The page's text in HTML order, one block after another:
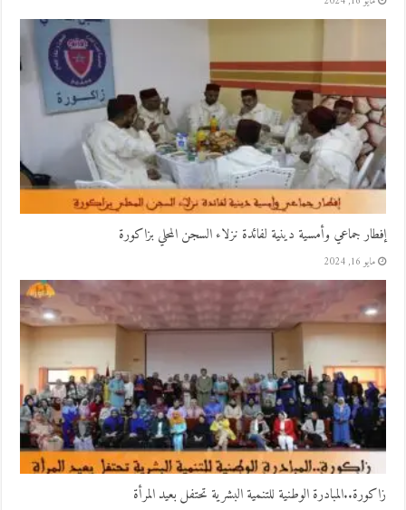
إفطار جماعي وأمسية دينية لفائدة نزلاء السجن المحلي بزاكورة
مايو 16, 2024
زاكورة..المبادرة الوطنية للتنمية البشرية تحتفل بعيد المرأة